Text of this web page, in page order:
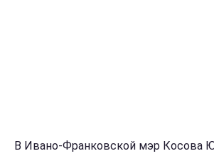
В Ивано-Франковской мэр Косова